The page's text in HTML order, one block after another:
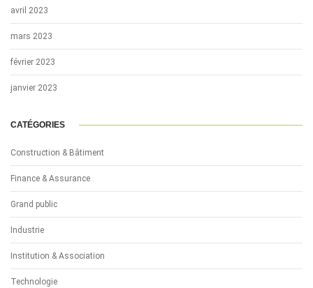
avril 2023
mars 2023
février 2023
janvier 2023
CATÉGORIES
Construction & Bâtiment
Finance & Assurance
Grand public
Industrie
Institution & Association
Technologie